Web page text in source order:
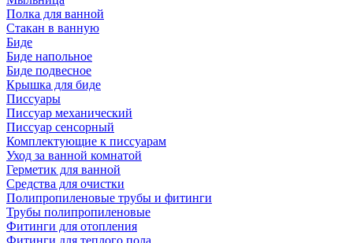
Полка для ванной
Стакан в ванную
Биде
Биде напольное
Биде подвесное
Крышка для биде
Писсуары
Писсуар механический
Писсуар сенсорный
Комплектующие к писсуарам
Уход за ванной комнатой
Герметик для ванной
Средства для очистки
Полипропиленовые трубы и фитинги
Трубы полипропиленовые
Фитинги для отопления
Фитинги для теплого пола